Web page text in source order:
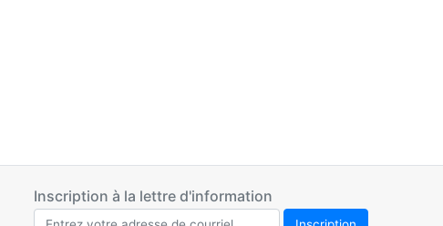
Inscription à la lettre d'information